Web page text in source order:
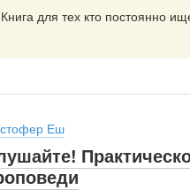
Книга для тех кто постоянно
Еш